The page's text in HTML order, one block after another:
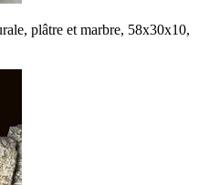
plâtre et marbre, 58x30x10,